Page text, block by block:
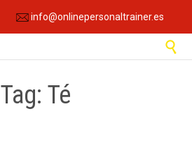
info@onlinepersonaltrainer.es

Tag: Té